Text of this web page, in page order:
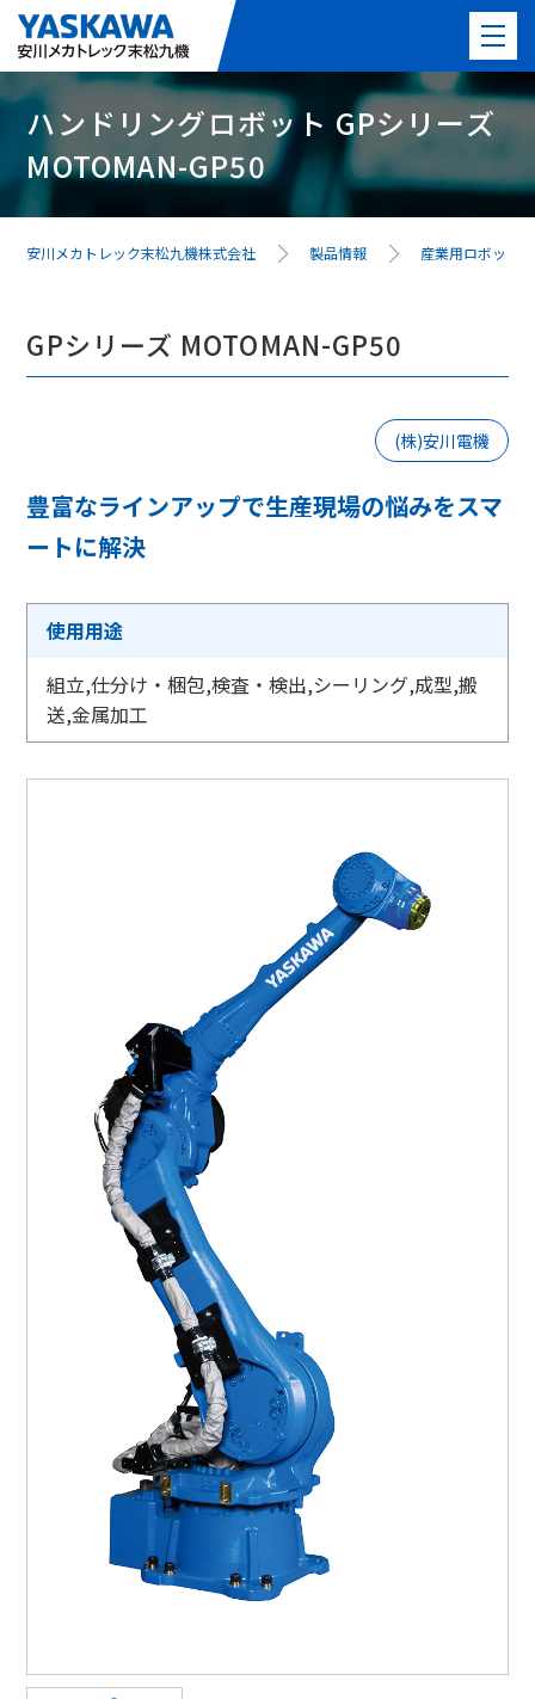
会社案内
採用情報
製品情報
事例紹介
よくある質問
相談窓口
ハンドリングロボット GPシリーズ
MOTOMAN-GP50
安川メカトレック末松九機株式会社 製品情報 産業用ロボット
GPシリーズ MOTOMAN-GP50
(株)安川電機
豊富なラインアップで生産現場の悩みをスマ
ートに解決
使用用途
組立,仕分け・梱包,検査・検出,シーリング,成型,搬
送,金属加工